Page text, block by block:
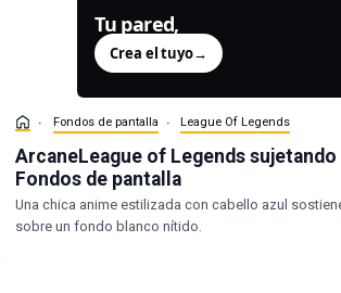
Tu pared,
Crea el tuyo→
Fondos de pantalla League Of Legends
ArcaneLeague of Legends sujetando
Fondos de pantalla
Una chica anime estilizada con cabello azul
sobre un fondo blanco nítido.